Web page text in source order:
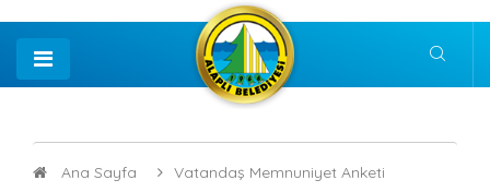
Ana Sayfa Vatandaş Memnuniyet Anketi